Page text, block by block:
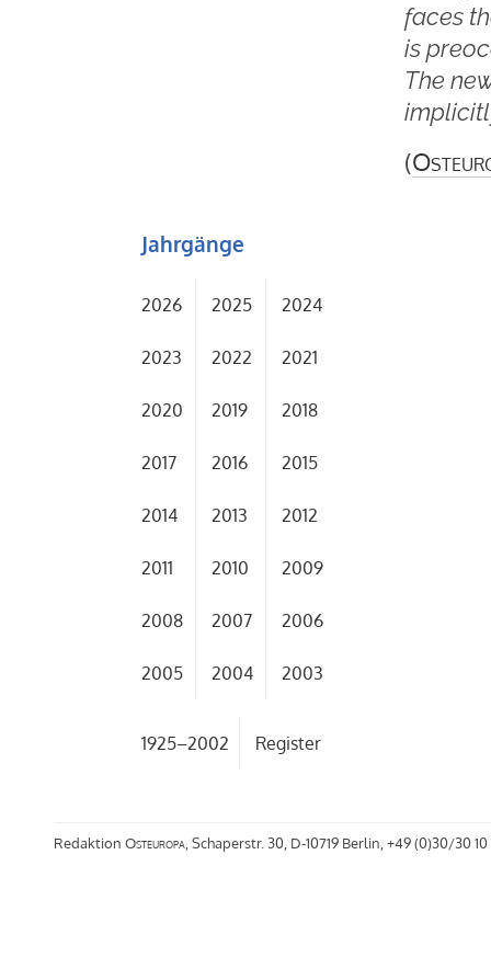
faces
is
The
(
Jahrgänge
2026 2025 2024
2023 2022 2021
2020 2019 2018
2017 2016 2015
2014 2013 2012
2011 2010 2009
2008 2007 2006
2005 2004 2003
1925–2002 Register
Redaktion Osteuropa, Schaperstr. 30, D-10719 Berlin, +49 (0)30/30